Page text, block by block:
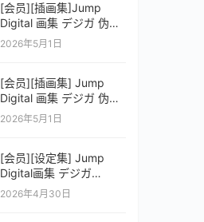
[会员][插画集]Jump
Digital 画集 デジガ 伪恋
ニセコイ 2
2026年5月1日
[会员][插画集] Jump
Digital 画集 デジガ 伪恋
ニセコイ 1
2026年5月1日
[会员][设定集] Jump
Digital画集 デジガ
CLAYMORE 2
2026年4月30日